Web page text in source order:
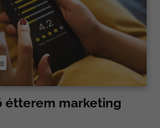
étterem marketing